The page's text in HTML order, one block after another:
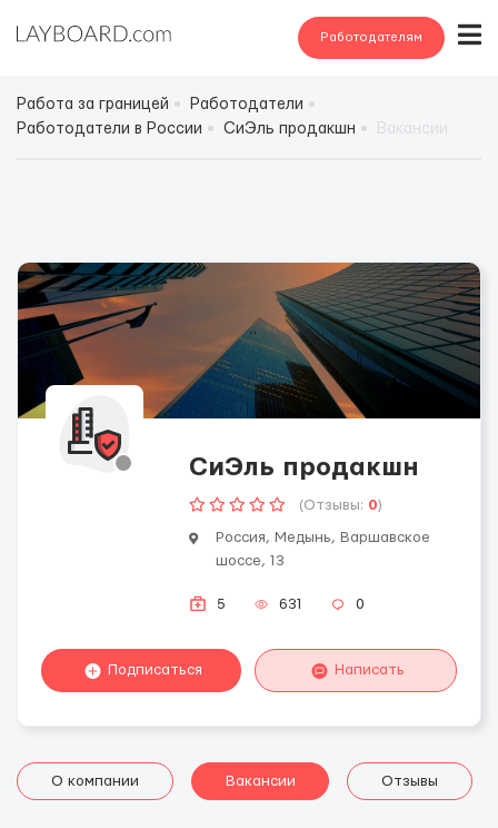
Работодателям
Работа за границей
Работодатели
Работодатели в России
СиЭль продакшн
СиЭль продакшн
(Отзывы: 0)
Россия, Медынь, Варшавское
шоссе, 13
5 631 0
Подписаться Написать
О компании Вакансии Отзывы